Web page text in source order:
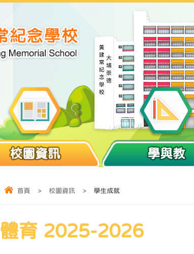
校園資訊 學與教
首頁 > 校園資訊 > 學生成就
體育 2025-2026